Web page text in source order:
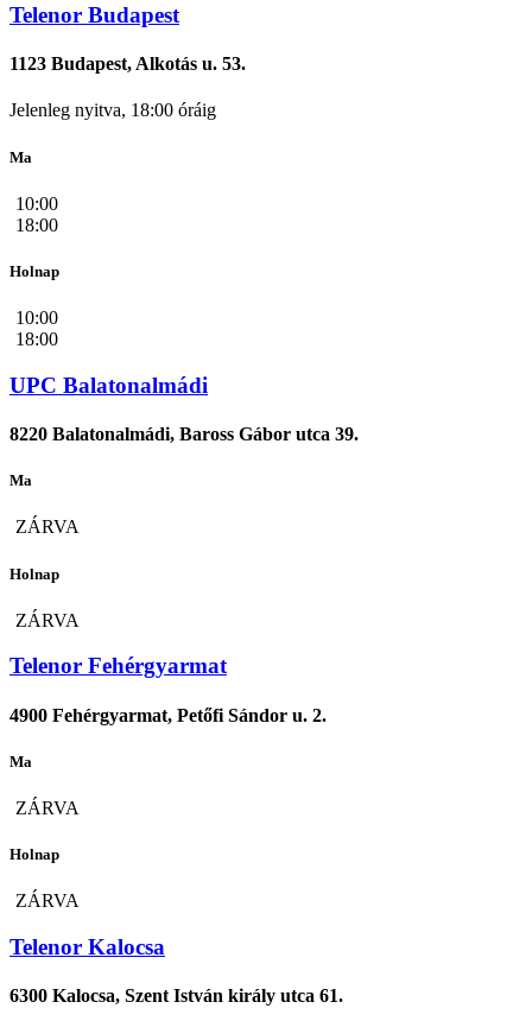
Telenor Budapest
1123 Budapest, Alkotás u. 53.
Jelenleg nyitva, 18:00 óráig
Ma
10:00
18:00
Holnap
10:00
18:00
UPC Balatonalmádi
8220 Balatonalmádi, Baross Gábor utca 39.
Ma
ZÁRVA
Holnap
ZÁRVA
Telenor Fehérgyarmat
4900 Fehérgyarmat, Petőfi Sándor u. 2.
Ma
ZÁRVA
Holnap
ZÁRVA
Telenor Kalocsa
6300 Kalocsa, Szent István király utca 61.